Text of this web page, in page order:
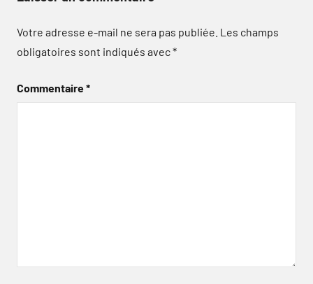
Votre adresse e-mail ne sera pas publiée. Les champs
obligatoires sont indiqués avec*
Commentaire*